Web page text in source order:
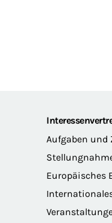
Aufgaben und
Europäisches